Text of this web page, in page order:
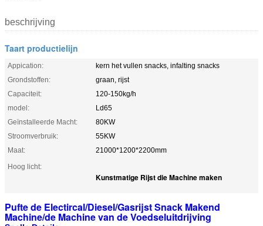
beschrijving
Taart productielijn
Appication:
kern het vullen snacks, infalting snacks
Grondstoffen:
graan, rijst
Capaciteit:
120-150kg/h
model:
Ld65
Geïnstalleerde Macht:
80KW
Stroomverbruik:
55KW
Maat:
21000*1200*2200mm
Hoog licht:
Kunstmatige Rijst die Machine maken
Pufte de Electircal/Diesel/Gasrijst Snack Makend
Machine/de Machine van de Voedseluitdrijving